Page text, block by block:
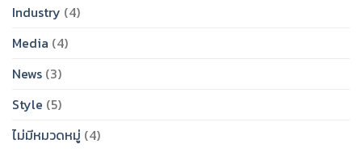
Industry (4)
Media (4)
News (3)
Style (5)
ไม่มีหมวดหมู่ (4)